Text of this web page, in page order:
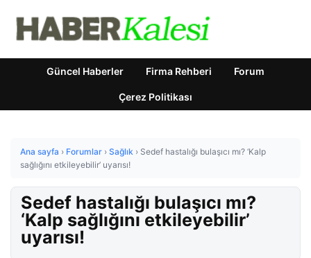
Güncel Haberler Firma Rehberi Forum
Çerez Politikası
Ana sayfa › Forumlar › Sağlık › Sedef hastalığı bulaşıcı mı? ‘Kalp
sağlığını etkileyebilir’ uyarısı!
Sedef hastalığı bulaşıcı mı?
‘Kalp sağlığını etkileyebilir’
uyarısı!